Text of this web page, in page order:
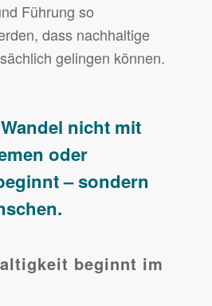
Führung so
dass nachhaltige
gelingen können.
nicht mit
oder
– sondern
beginnt im